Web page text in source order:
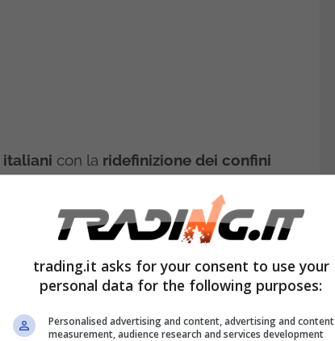
con la ridefinizione dei confini
le condizioni psicofisiche dei
è al centro di queste implicazioni, e la
davanti alla messa in gioco di
della questione, non basta “limitarsi
trading.it asks for your consent to use your
personal data for the following purposes:
Personalised advertising and content, advertising and content
measurement, audience research and services development